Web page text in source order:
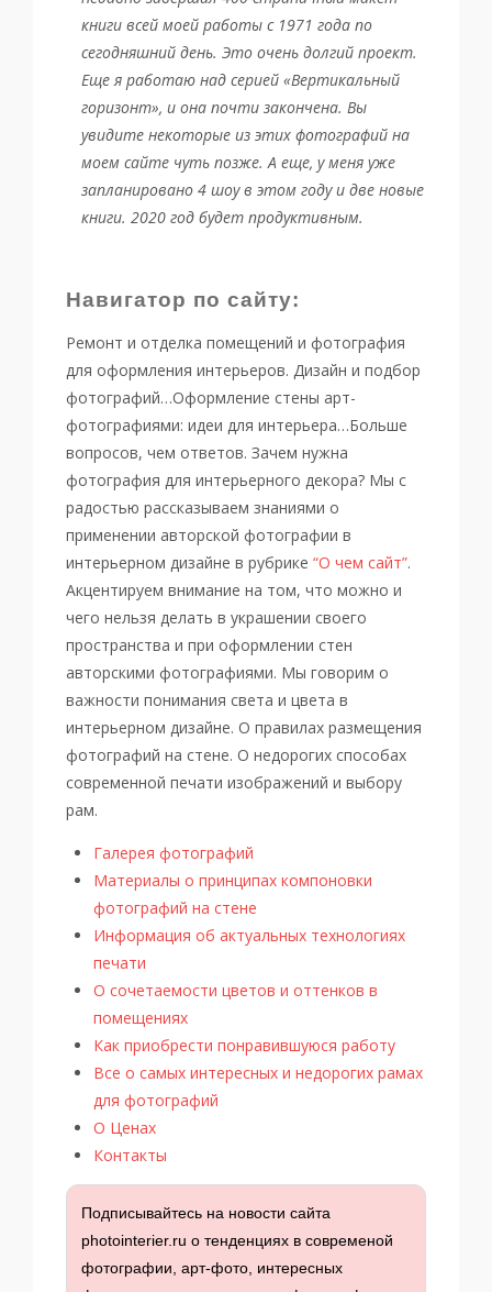
книги всей моей работы с 1971 года по
сегодняшний день. Это очень долгий проект.
Еще я работаю над серией «Вертикальный
горизонт», и она почти закончена. Вы
увидите некоторые из этих фотографий на
моем сайте чуть позже. А еще, у меня уже
запланировано 4 шоу в этом году и две новые
книги. 2020 год будет продуктивным.
Навигатор по сайту:
Ремонт и отделка помещений и фотография
для оформления интерьеров. Дизайн и подбор
фотографий…Оформление стены арт-
фотографиями: идеи для интерьера…Больше
вопросов, чем ответов. Зачем нужна
фотография для интерьерного декора? Мы с
радостью рассказываем знаниями о
применении авторской фотографии в
интерьерном дизайне в рубрике “О чем сайт”.
Акцентируем внимание на том, что можно и
чего нельзя делать в украшении своего
пространства и при оформлении стен
авторскими фотографиями. Мы говорим о
важности понимания света и цвета в
интерьерном дизайне. О правилах размещения
фотографий на стене. О недорогих способах
современной печати изображений и выбору
рам.
Галерея фотографий
Материалы о принципах компоновки
фотографий на стене
Информация об актуальных технологиях
печати
О сочетаемости цветов и оттенков в
помещениях
Как приобрести понравившуюся работу
Все о самых интересных и недорогих рамах
для фотографий
О Ценах
Контакты
Подписывайтесь на новости сайта
photointerier.ru о тенденциях в современой
фотографии, арт-фото, интересных